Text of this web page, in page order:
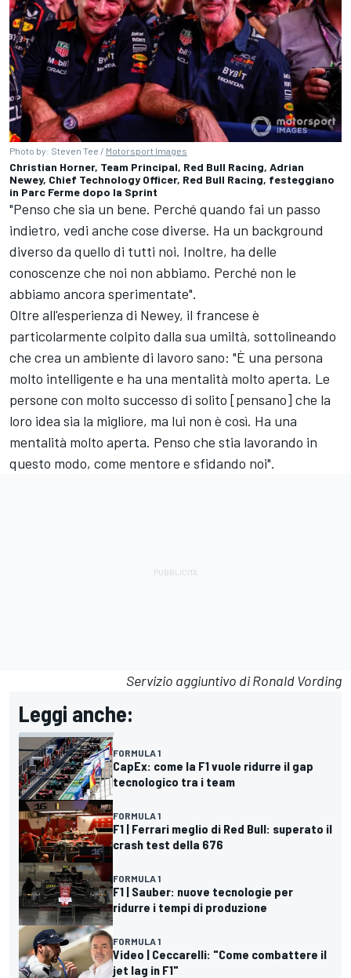
Photo by: Steven Tee / Motorsport Images
Christian Horner, Team Principal, Red Bull Racing, Adrian
Newey, Chief Technology Officer, Red Bull Racing, festeggiano
in Parc Ferme dopo la Sprint
"Penso che sia un bene. Perché quando fai un passo
indietro, vedi anche cose diverse. Ha un background
diverso da quello di tutti noi. Inoltre, ha delle
conoscenze che noi non abbiamo. Perché non le
abbiamo ancora sperimentate".
Oltre all'esperienza di Newey, il francese è
particolarmente colpito dalla sua umiltà, sottolineando
che crea un ambiente di lavoro sano: "È una persona
molto intelligente e ha una mentalità molto aperta. Le
persone con molto successo di solito [pensano] che la
loro idea sia la migliore, ma lui non è così. Ha una
mentalità molto aperta. Penso che stia lavorando in
questo modo, come mentore e sfidando noi".
Servizio aggiuntivo di Ronald Vording
Leggi anche:
FORMULA 1
CapEx: come la F1 vuole ridurre il gap
tecnologico tra i team
FORMULA 1
F1 | Ferrari meglio di Red Bull: superato il
crash test della 676
FORMULA 1
F1 | Sauber: nuove tecnologie per
ridurre i tempi di produzione
FORMULA 1
Video | Ceccarelli: "Come combattere il
jet lag in F1"